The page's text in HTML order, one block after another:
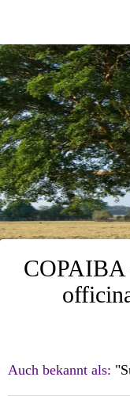
COPAIBA
Auch bekannt als: